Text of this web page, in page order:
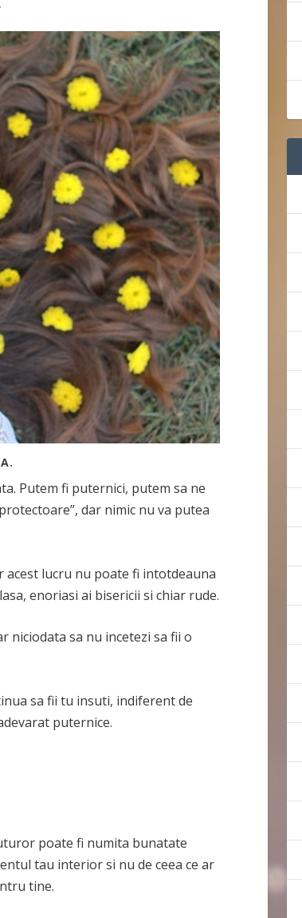
Putem fi puternici, putem sa ne
dar nimic nu va putea
lucru nu poate fi intotdeauna
enoriasi ai bisericii si chiar rude.
niciodata sa nu incetezi sa fii o
sa fii tu insuti, indiferent de
puternice.
poate fi numita bunatate
tau interior si nu de ceea ce ar
tine.